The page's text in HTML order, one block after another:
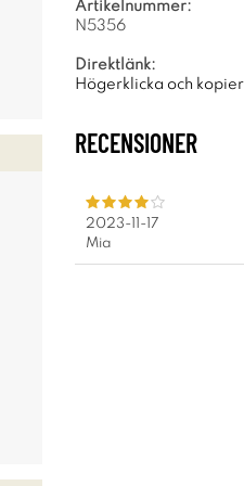
Artikelnummer:
N5356
Direktlänk:
Högerklicka och
RECENSIONER
2023-11-17
Mia